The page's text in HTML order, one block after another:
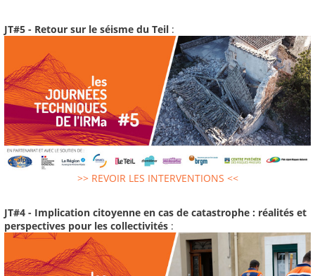
JT#5 - Retour sur le séisme du Teil :
>> REVOIR LES INTERVENTIONS <<
JT#4 - Implication citoyenne en cas de catastrophe : réalités et
perspectives pour les collectivités :